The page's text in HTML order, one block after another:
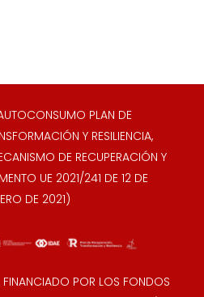
PLAN DE
Y RESILIENCIA,
DE RECUPERACIÓN Y
UE 2021/241 DE 12 DE
DE 2021)
POR LOS FONDOS